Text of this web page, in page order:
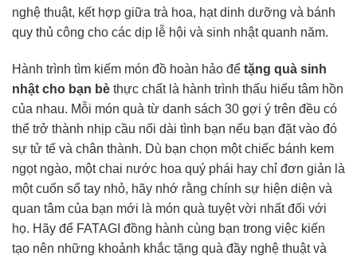
nghệ thuật, kết hợp giữa trà hoa, hạt dinh dưỡng và bánh
quy thủ công cho các dịp lễ hội và sinh nhật quanh năm.
Hành trình tìm kiếm món đồ hoàn hảo để tặng quà sinh
nhật cho bạn bè thực chất là hành trình thấu hiểu tâm hồn
của nhau. Mỗi món quà từ danh sách 30 gợi ý trên đều có
thể trở thành nhịp cầu nối dài tình bạn nếu bạn đặt vào đó
sự tử tế và chân thành. Dù bạn chọn một chiếc bánh kem
ngọt ngào, một chai nước hoa quý phái hay chỉ đơn giản là
một cuốn sổ tay nhỏ, hãy nhớ rằng chính sự hiện diện và
quan tâm của bạn mới là món quà tuyệt vời nhất đối với
họ. Hãy để FATAGI đồng hành cùng bạn trong việc kiến
tạo nên những khoảnh khắc tặng quà đầy nghệ thuật và